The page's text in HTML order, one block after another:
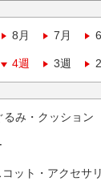
8月 7月
4週 3週
るみ・クッション
ット・アクセサ